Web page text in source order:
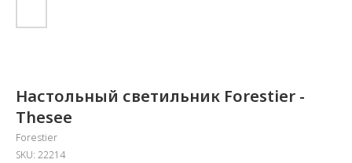
Настольный светильник Forestier -
Thesee
Forestier
SKU: 22214